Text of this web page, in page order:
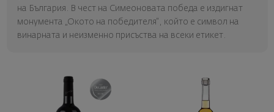
на България. В чест на Симеоновата победа е издигнат
монумента „Окото на победителя“, който е символ на
винарната и неизменно присъства на всеки етикет.